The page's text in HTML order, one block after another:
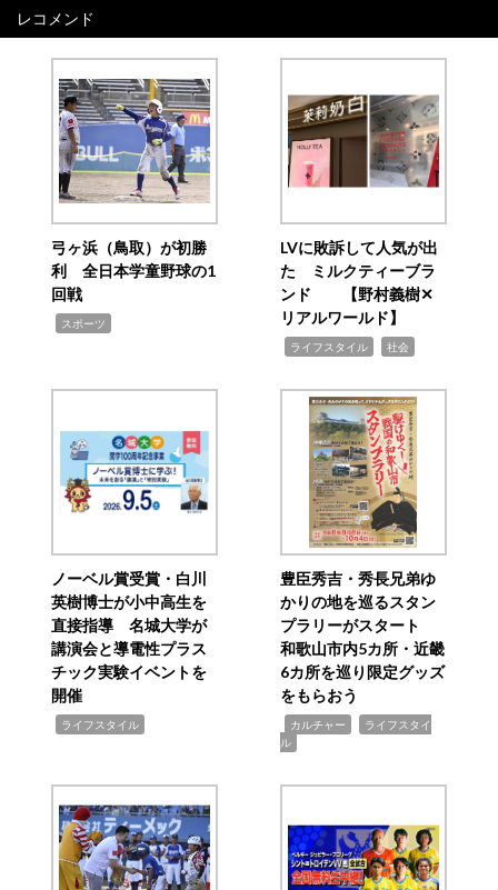
レコメンド
弓ヶ浜（鳥取）が初勝
利 全日本学童野球の1
回戦
スポーツ
LVに敗訴して人気が出
た ミルクティーブラ
ンド 【野村義樹✕
リアルワールド】
ライフスタイル 社会
ノーベル賞受賞・白川
英樹博士が小中高生を
直接指導 名城大学が
講演会と導電性プラス
チック実験イベントを
開催
ライフスタイル
豊臣秀吉・秀長兄弟ゆ
かりの地を巡るスタン
プラリーがスタート
和歌山市内5カ所・近畿
6カ所を巡り限定グッズ
をもらおう
カルチャー
ライフスタイ
ル